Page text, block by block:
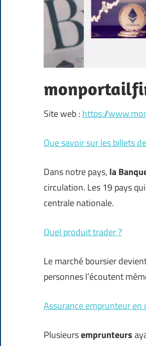
Site web : https://
Que savoir sur les billets
Dans notre pays, la
circulation. Les 19 pays
centrale nationale.
Quel produit trader ?
Le marché boursier
personnes l’écoutent
Assurance emprunteur en
Plusieursemprunteurs